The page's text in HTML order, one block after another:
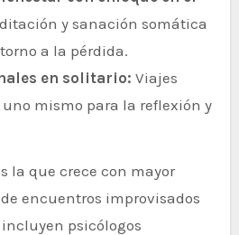
y sanación somática
a la pérdida.
en solitario: Viajes
mismo para la reflexión y
la que crece con mayor
encuentros improvisados
psicólogos